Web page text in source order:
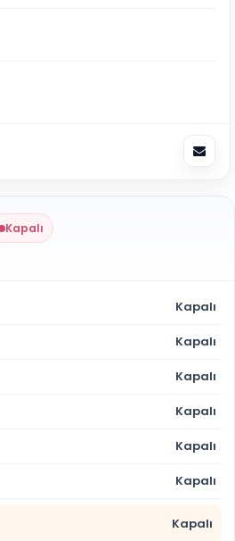
Kapalı
Kapalı
Kapalı
Kapalı
Kapalı
Kapalı
Kapalı
Kapalı